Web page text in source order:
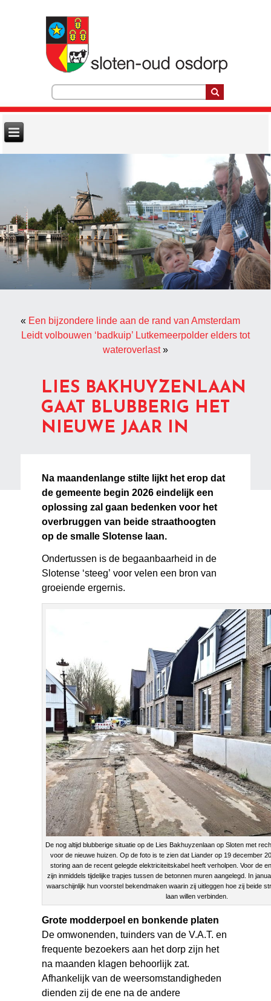
« Een bijzondere linde aan de rand van Amsterdam
Leidt volbouwen ‘badkuip’ Lutkemeerpolder elders tot
wateroverlast»
LIES BAKHUYZENLAAN
GAAT BLUBBERIG HET
NIEUWE JAAR IN
Na maandenlange stilte lijkt het erop dat
de gemeente begin 2026 eindelijk een
oplossing zal gaan bedenken voor het
overbruggen van beide straathoogten
op de smalle Slotense laan.
Ondertussen is de begaanbaarheid in de
Slotense ‘steeg’ voor velen een bron van
groeiende ergernis.
De nog altijd blubberige situatie op de Lies Bakhuyzenlaan op Sloten met
voor de nieuwe huizen. Op de foto is te zien dat Liander op 19 december
storing aan de recent gelegde elektriciteitskabel heeft verholpen. Voor de
zijn inmiddels tijdelijke trapjes tussen de betonnen muren aangelegd. In
waarschijnlijk hun voorstel bekendmaken waarin zij uitleggen hoe zij beide
laan willen verbinden.
Grote modderpoel en bonkende platen
De omwonenden, tuinders van de V.A.T. en
frequente bezoekers aan het dorp zijn het
na maanden klagen behoorlijk zat.
Afhankelijk van de weersomstandigheden
dienden zij de ene na de andere